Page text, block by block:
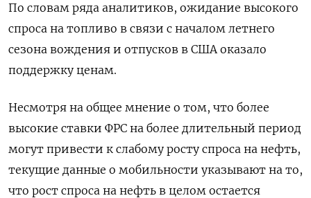
По словам ряда аналитиков, ожидание высокого
спроса на топливо в связи с началом летнего
сезона вождения и отпусков в США оказало
поддержку ценам.
Несмотря на общее мнение о том, что более
высокие ставки ФРС на более длительный период
могут привести к слабому росту спроса на нефть,
текущие данные о мобильности указывают на то,
что рост спроса на нефть в целом остается